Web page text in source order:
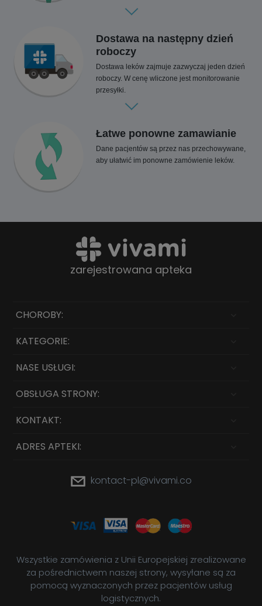
Dostawa na następny dzień
roboczy
Dostawa leków zajmuje zazwyczaj jeden dzień
roboczy. W cenę wliczone jest monitorowanie
przesyłki.
Łatwe ponowne zamawianie
Dane pacjentów są przez nas przechowywane,
aby ułatwić im ponowne zamówienie leków.
zarejestrowana apteka
CHOROBY:
KATEGORIE:
NASE USŁUGI:
OBSŁUGA STRONY:
KONTAKT:
ADRES APTEKI:
kontact-pl@vivami.co
Wszystkie zamówienia z Unii Europejskiej zrealizowane
za pośrednictwem naszej strony, wysyłane są za
pomocą wyznaczonych przez pacjentów usług
logistycznych.